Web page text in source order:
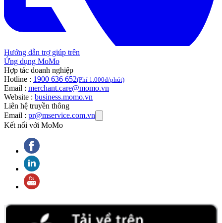
Hướng dẫn trợ giúp trên
Ứng dụng MoMo
Hợp tác doanh nghiệp
Hotline : 1900 636 652(Phí 1.000đ/phút)
Email : merchant.care@momo.vn
Website : business.momo.vn
Liên hệ truyền thông
Email : pr@mservice.com.vn
Kết nối với MoMo